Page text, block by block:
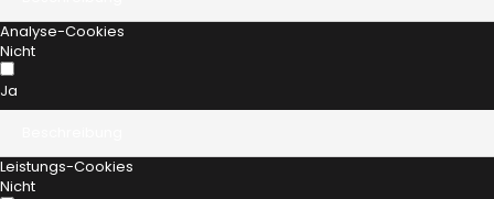
Analyse-Cookies
Nicht
Ja
Leistungs-Cookies
Nicht